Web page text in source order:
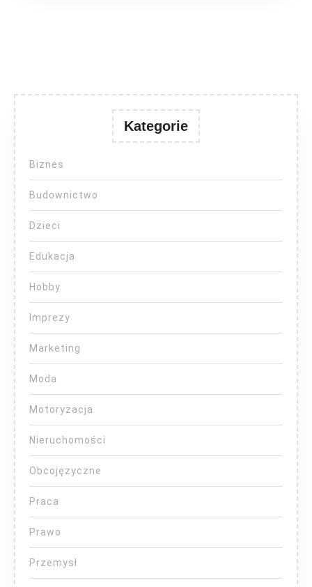
Kategorie
Biznes
Budownictwo
Dzieci
Edukacja
Hobby
Imprezy
Marketing
Moda
Motoryzacja
Nieruchomości
Obcojęzyczne
Praca
Prawo
Przemysł